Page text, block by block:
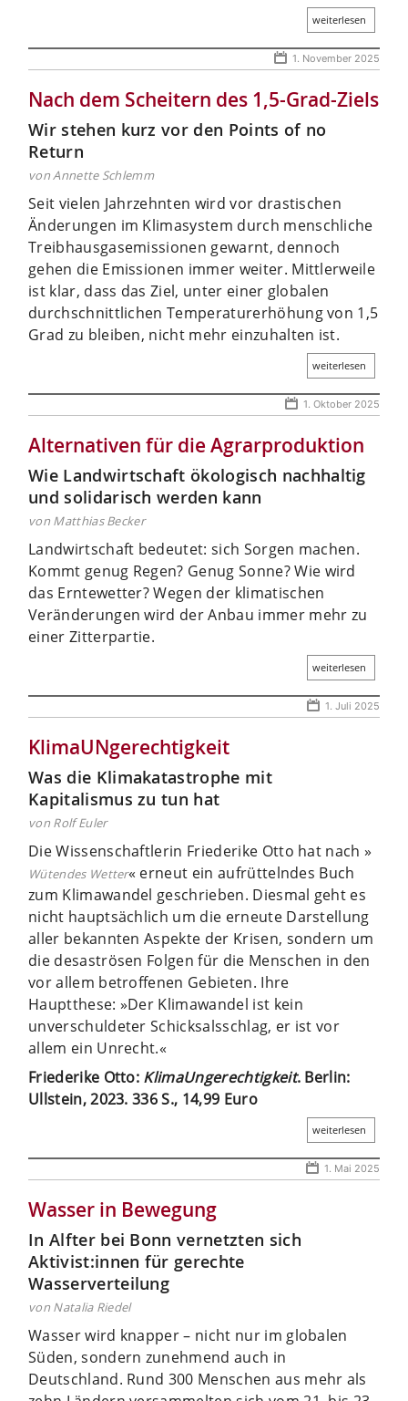
weiterlesen
1. November 2025
Nach dem Scheitern des 1,5-Grad-Ziels
Wir stehen kurz vor den Points of no
Return
von Annette Schlemm
Seit vielen Jahrzehnten wird vor drastischen
Änderungen im Klimasystem durch menschliche
Treibhausgasemissionen gewarnt, dennoch
gehen die Emissionen immer weiter. Mittlerweile
ist klar, dass das Ziel, unter einer globalen
durchschnittlichen Temperaturerhöhung von 1,5
Grad zu bleiben, nicht mehr einzuhalten ist.
weiterlesen
1. Oktober 2025
Alternativen für die Agrarproduktion
Wie Landwirtschaft ökologisch nachhaltig
und solidarisch werden kann
von Matthias Becker
Landwirtschaft bedeutet: sich Sorgen machen.
Kommt genug Regen? Genug Sonne? Wie wird
das Erntewetter? Wegen der klimatischen
Veränderungen wird der Anbau immer mehr zu
einer Zitterpartie.
weiterlesen
1. Juli 2025
KlimaUNgerechtigkeit
Was die Klimakatastrophe mit
Kapitalismus zu tun hat
von Rolf Euler
Die Wissenschaftlerin Friederike Otto hat nach »
Wütendes Wetter« erneut ein aufrüttelndes Buch
zum Klimawandel geschrieben. Diesmal geht es
nicht hauptsächlich um die erneute Darstellung
aller bekannten Aspekte der Krisen, sondern um
die desaströsen Folgen für die Menschen in den
vor allem betroffenen Gebieten. Ihre
Hauptthese: »Der Klimawandel ist kein
unverschuldeter Schicksalsschlag, er ist vor
allem ein Unrecht.«
Friederike Otto: KlimaUngerechtigkeit. Berlin:
Ullstein, 2023. 336 S., 14,99 Euro
weiterlesen
1. Mai 2025
Wasser in Bewegung
In Alfter bei Bonn vernetzten sich
Aktivist:innen für gerechte
Wasserverteilung
von Natalia Riedel
Wasser wird knapper – nicht nur im globalen
Süden, sondern zunehmend auch in
Deutschland. Rund 300 Menschen aus mehr als